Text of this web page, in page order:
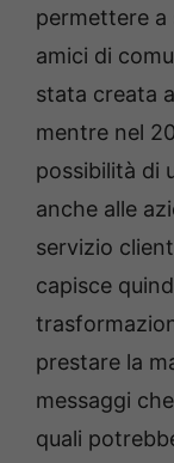
permettere a
amici di
stata creata
mentre nel
possibilità di
anche alle
servizio
capisce
prestare la
messaggi
quali